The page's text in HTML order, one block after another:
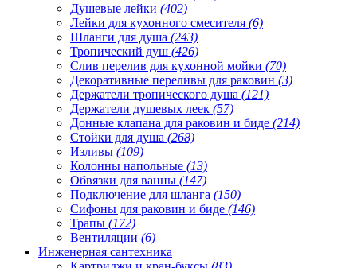
Душевые лейки (402)
Лейки для кухонного смесителя (6)
Шланги для душа (243)
Тропический душ (426)
Слив перелив для кухонной мойки (70)
Декоративные переливы для раковин (3)
Держатели тропического душа (121)
Держатели душевых леек (57)
Донные клапана для раковин и биде (214)
Стойки для душа (268)
Изливы (109)
Колонны напольные (13)
Обвязки для ванны (147)
Подключение для шланга (150)
Сифоны для раковин и биде (146)
Трапы (172)
Вентиляции (6)
Инженерная сантехника